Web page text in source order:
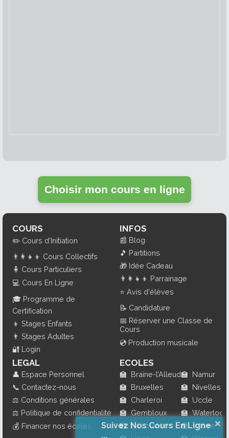
Choisir mon cours en ligne
COURS
✏️ Cours d'Initiation
👨‍👩‍👧‍👦 Cours Collectifs
🧍 Cours Particuliers
💻 Cours En Ligne
🎓 Programme de
Certification
👦 Stages Enfants
👨 Stages Adultes
🔐 Login
INFOS
📰 Blog
🎵 Partitions
🎁 Idée Cadeau
👨‍👩‍👧‍👦 Parrainage
⭐ Avis d'élèves
📝 Candidature
📅 Réserver une Classe de
Cours
💿 Production musicale
LEGAL
👤 Espace Personnel
📞 Contactez-nous
⚖️ Conditions générales
⚖️ Politique de confidentialité
💰 Financer nos écoles
ECOLES
🏫 Braine-l’Alleud
🏫 Bruxelles
🏫 Charleroi
🏫 Gembloux
🏫 La Louvière
🏫 Namur
🏫 Nivelles
🏫 Uccle
🏫 Waterloo
🏫
Wavre×
Suivez Nos Cours En Ligne
...